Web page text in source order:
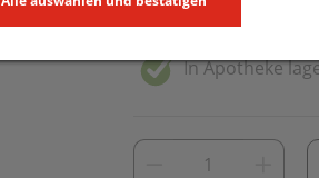
inkl. 10% MwSt.
In Apotheke